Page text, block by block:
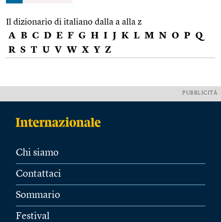
Il dizionario di italiano dalla a alla z
A B C D E F G H I J K L M N O P Q
R S T U V W X Y Z
PUBBLICITÀ
Chi siamo
Contattaci
Sommario
Festival